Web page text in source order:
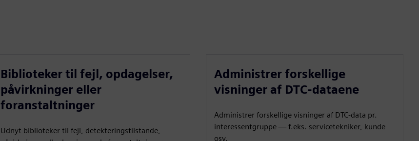
Biblioteker til fejl, opdagelser,
påvirkninger eller
foranstaltninger
Udnyt biblioteker til fejl, detekteringstilstande,
Administrer forskellige
visninger af DTC-dataene
Administrer forskellige visninger af DTC-data pr.
interessentgruppe — f.eks. servicetekniker, kunde
osv.